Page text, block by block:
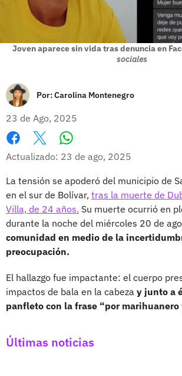
Joven aparece sin vida tras denuncia en
sociales
Por:Carolina Montenegro
23 de Ago, 2025
Facebook
X
Actualizado: 23 de ago, 2025
La tensión se apoderó del municipio de
en el sur de Bolívar, tras la muerte de
Villa, de 24 años. Su muerte ocurrió en
durante la noche del miércoles 20 de
comunidad en medio de la
preocupación.
El hallazgo fue impactante: el cuerpo
impactos de bala en la cabeza y junto a
panfleto con la frase “por marihuanero
Últimas noticias